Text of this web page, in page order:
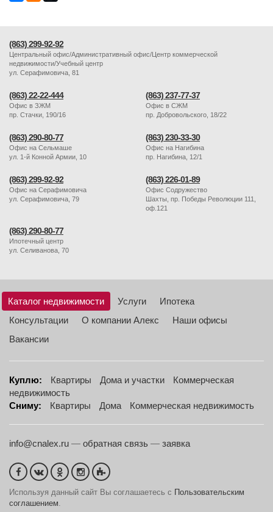
(863) 299-92-92
Центральный офис/Административный офис/Центр коммерческой
недвижимости/Учебный центр
ул. Серафимовича, 81
(863) 22-22-444
Офис в ЗЖМ
пр. Стачки, 190/16
(863) 237-77-37
Офис в СЖМ
пр. Добровольского, 18/22
(863) 290-80-77
Офис на Сельмаше
ул. 1-й Конной Армии, 10
(863) 230-33-30
Офис на Нагибина
пр. Нагибина, 12/1
(863) 299-92-92
Офис на Серафимовича
ул. Серафимовича, 79
(863) 226-01-89
Офис Содружество
Шахты, пр. Победы Революции 111,
оф.121
(863) 290-80-77
Ипотечный центр
ул. Селиванова, 70
Каталог недвижимости Услуги
Ипотека
Консультации
О компании Алекс
Наши офисы
Вакансии
Куплю: Квартиры Дома и участки
Коммерческая
недвижимость
Сниму:
Квартиры Дома Коммерческая недвижимость
info@cnalex.ru — обратная связь — заявка
Используя данный сайт Вы соглашаетесь с Пользовательским
соглашением.